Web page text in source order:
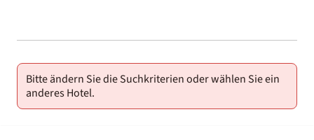
01-02
Bitte ändern Sie die Suchkriterien oder wählen Sie ein
anderes Hotel.